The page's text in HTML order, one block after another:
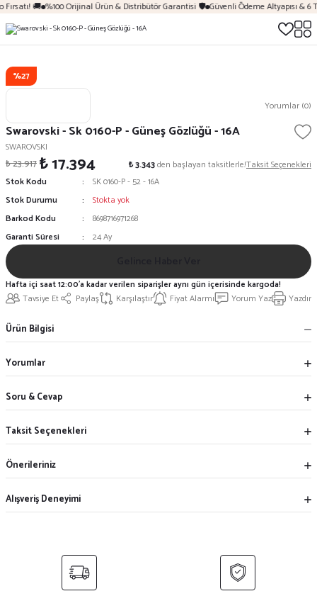
🚚 %100 Orijinal Ürün & Distribütör Garantisi 🛡️ Güvenli Ödeme Altyapısı & 6
%27
Yorumlar (0)
Swarovski - Sk 0160-P - Güneş Gözlüğü - 16A
SWAROVSKI
₺ 23.917₺ 17.394 ₺ 3.343den başlayan taksitlerle!Taksit Seçenekleri
Stok Kodu
SK 0160-P - 52 - 16A
Stok Durumu
Stokta yok
Barkod Kodu
8698716971268
Garanti Süresi
24 Ay
Tavsiye Et Paylaş Karşılaştır Fiyat Alarmı Yorum Yaz Yazdır
Hafta içi saat 12:00'a kadar verilen siparişler aynı gün içerisinde kargoda!
Ürün Bilgisi
Yorumlar
Soru & Cevap
Taksit Seçenekleri
Önerileriniz
Alışveriş Deneyimi